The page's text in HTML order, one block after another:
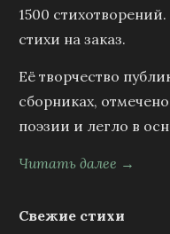
1500
стихи на заказ.
Её творчество
сборниках,
поэзии и легло в
Читать далее →
Свежие стихи